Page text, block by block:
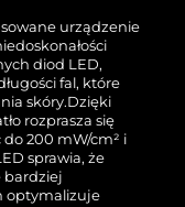
w ciągu 2 lat
produkt.
urządzenie
diod LED,
fal, które
skóry.Dzięki
rozprasza się
200 mW/cm² i
sprawia, że
bardziej
optymalizuje
czas dostawy
8/12/26
czas dostawy
8/12/26
czas dostawy